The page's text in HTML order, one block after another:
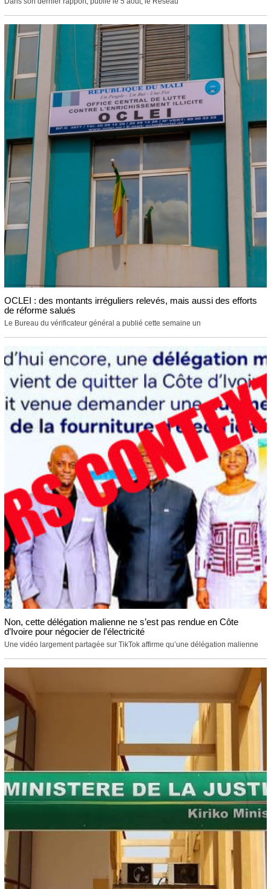
OCLEI : des montants irréguliers relevés, mais aussi des efforts
de réforme salués
Le Bureau du vérificateur général a publié cette semaine un
Non, cette délégation malienne ne s’est pas rendue en Côte
d’Ivoire pour négocier de l’électricité
Une vidéo largement partagée sur TikTok affirme qu’une délégation malienne